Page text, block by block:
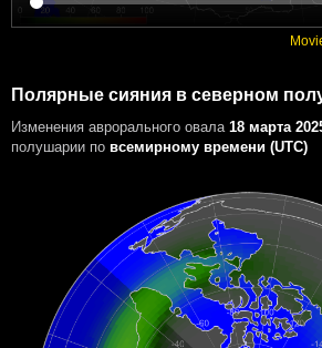
Полярные сияния в северном
Изменения аврорального овала 18 марта
полушарии по всемирному времени (UTC)